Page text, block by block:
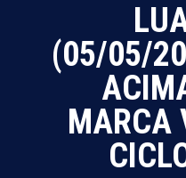
(05/05/
MARCA